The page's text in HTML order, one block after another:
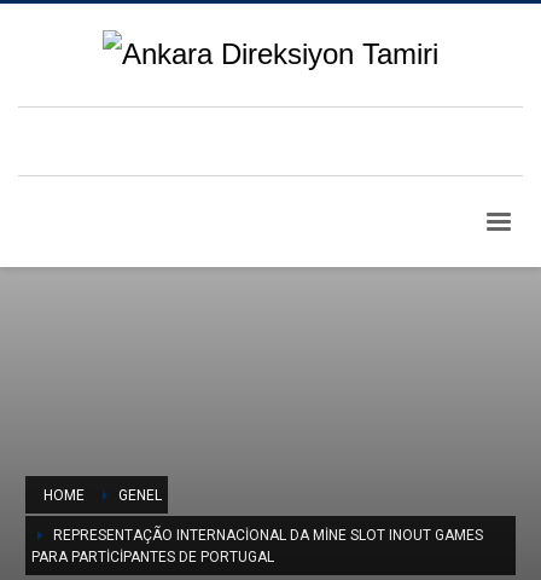
HOME GENEL
REPRESENTAÇÃO INTERNACIONAL DA MINE SLOT INOUT GAMES
PARA PARTICIPANTES DE PORTUGAL